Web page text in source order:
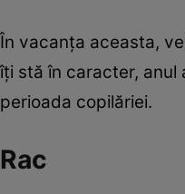
În vacanţa aceasta,
îţi stă în caracter, anul
perioada copilăriei.
Rac